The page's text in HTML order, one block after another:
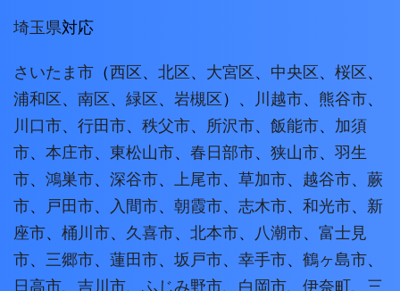
埼玉県対応
さいたま市 （西区、 北区、 大宮区、 中央区、 桜区、
浦和区、 南区、 緑区、 岩槻区）、 川越市、 熊谷市、
川口市、 行田市、 秩父市、 所沢市、 飯能市、 加須
市、 本庄市、 東松山市、 春日部市、 狭山市、 羽生
市、 鴻巣市、 深谷市、 上尾市、 草加市、 越谷市、 蕨
市、 戸田市、 入間市、 朝霞市、 志木市、 和光市、 新
座市、 桶川市、 久喜市、 北本市、 八潮市、 富士見
市、 三郷市、 蓮田市、 坂戸市、 幸手市、 鶴ヶ島市、
日高市、 吉川市、 ふじみ野市、 白岡市、 伊奈町、 三